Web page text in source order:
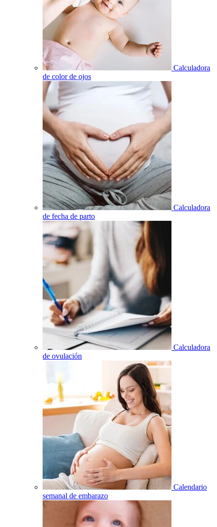
Calculadora
de color de ojos
Calculadora
de fecha de parto
Calculadora
de ovulación
Calendario
semanal de embarazo